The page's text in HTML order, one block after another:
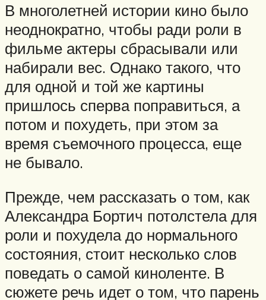
В многолетней истории кино было
неоднократно, чтобы ради роли в
фильме актеры сбрасывали или
набирали вес. Однако такого, что
для одной и той же картины
пришлось сперва поправиться, а
потом и похудеть, при этом за
время съемочного процесса, еще
не бывало.
Прежде, чем рассказать о том, как
Александра Бортич потолстела для
роли и похудела до нормального
состояния, стоит несколько слов
поведать о самой киноленте. В
сюжете речь идет о том, что парень